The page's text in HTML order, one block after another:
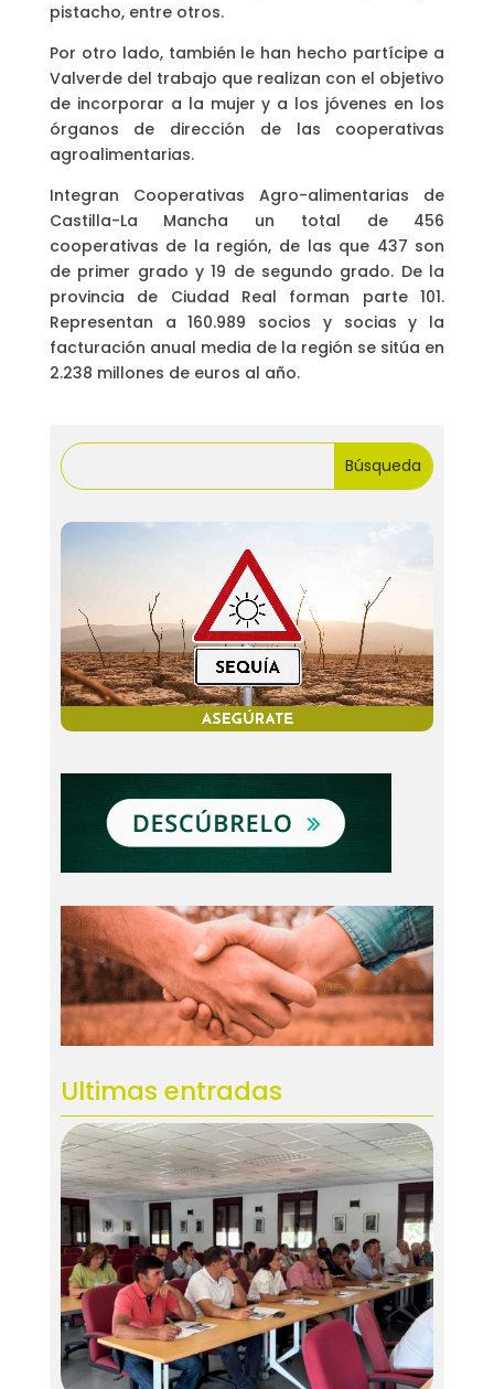
pistacho, entre otros.
Por otro lado, también le han hecho partícipe a
Valverde del trabajo que realizan con el objetivo
de incorporar a la mujer y a los jóvenes en los
órganos de dirección de las cooperativas
agroalimentarias.
Integran Cooperativas Agro-alimentarias de
Castilla-La Mancha un total de 456
cooperativas de la región, de las que 437 son
de primer grado y 19 de segundo grado. De la
provincia de Ciudad Real forman parte 101.
Representan a 160.989 socios y socias y la
facturación anual media de la región se sitúa en
2.238 millones de euros al año.
Ultimas entradas